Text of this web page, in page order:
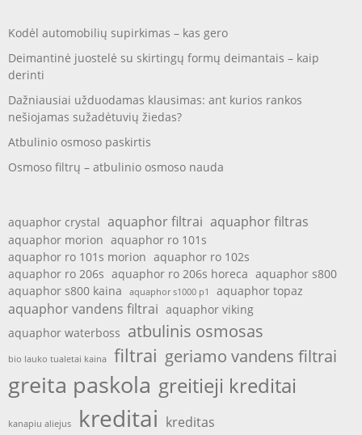
Kodėl automobilių supirkimas – kas gero
Deimantinė juostelė su skirtingų formų deimantais – kaip
derinti
Dažniausiai užduodamas klausimas: ant kurios rankos
nešiojamas sužadėtuvių žiedas?
Atbulinio osmoso paskirtis
Osmoso filtrų – atbulinio osmoso nauda
aquaphor crystal aquaphor filtrai aquaphor filtras
aquaphor morion aquaphor ro 101s
aquaphor ro 101s morion aquaphor ro 102s
aquaphor ro 206s aquaphor ro 206s horeca aquaphor s800
aquaphor s800 kaina
aquaphor s1000 p1 aquaphor topaz
aquaphor vandens filtrai aquaphor viking
aquaphor waterboss atbulinis osmosas
bio lauko tualetai kaina filtrai geriamo vandens filtrai
greita paskola greitieji kreditai
kanapiu aliejus kreditai kreditas